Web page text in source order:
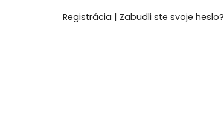
Registrácia | Zabudli ste svoje heslo?